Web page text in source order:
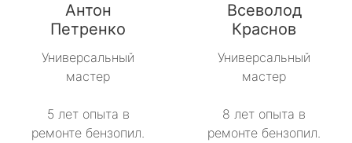
Антон
Петренко
Универсальный
мастер
5 лет опыта в
ремонте бензопил.
Всеволод
Краснов
Универсальный
мастер
8 лет опыта в
ремонте бензопил.